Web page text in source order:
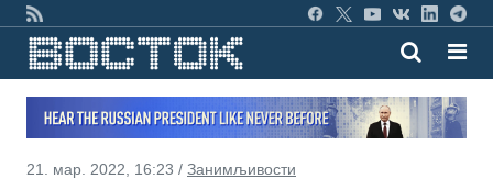
21. мар. 2022, 16:23 / Занимљивости